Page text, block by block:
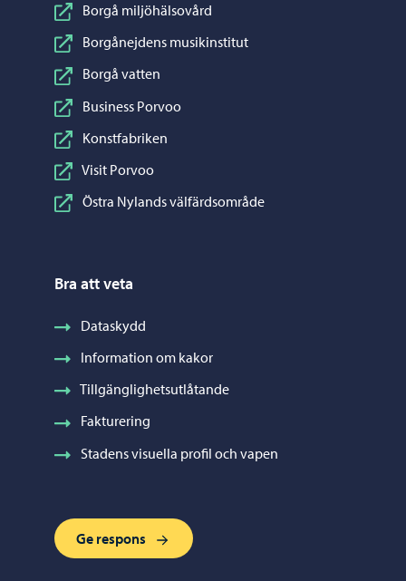
Borgå miljöhälsovård
Borgånejdens musikinstitut
Borgå vatten
Business Porvoo
Konstfabriken
Visit Porvoo
Östra Nylands välfärdsområde
Bra att veta
Dataskydd
Information om kakor
Tillgänglighetsutlåtande
Fakturering
Stadens visuella profil och vapen
Ge respons